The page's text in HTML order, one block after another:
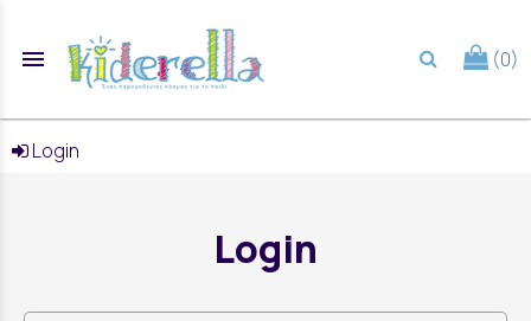
menu (0)
Login
Login